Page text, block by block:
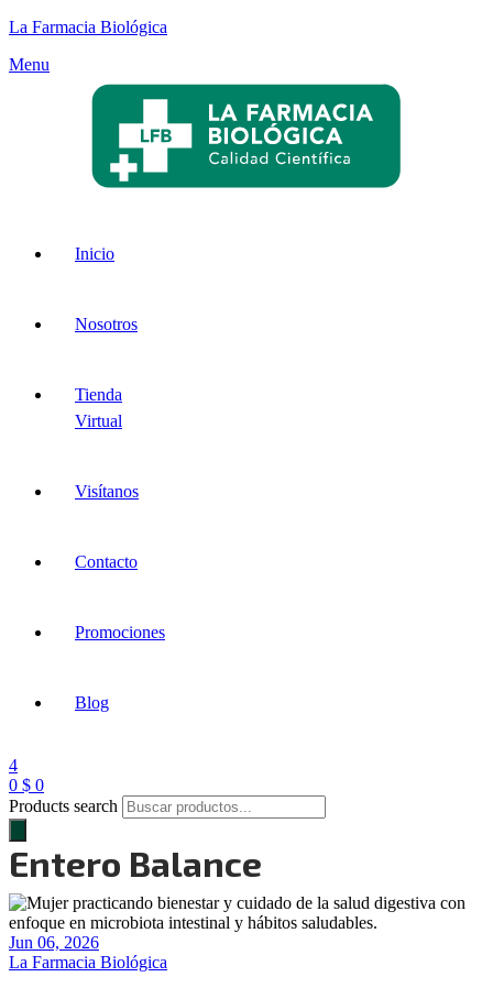
La Farmacia Biológica
Menu
Inicio
Nosotros
Tienda
Virtual
Visítanos
Contacto
Promociones
Blog
4
0 $ 0
Products search
Entero Balance
Jun 06, 2026
La Farmacia Biológica